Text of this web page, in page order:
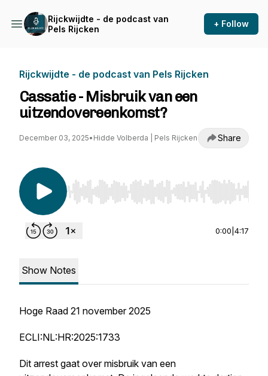
Rijckwijdte - de podcast van
Pels Rijcken
+ Follow
Rijckwijdte - de podcast van Pels Rijcken
Cassatie - Misbruik van een
uitzendovereenkomst?
December 03, 2025• Hidde Volberda | Pels Rijcken Share
Use Left/Right to seek, Home/End to jump to
0:00 4:17
Show Notes
Hoge Raad 21 november 2025
ECLI:NL:HR:2025:1733
Dit arrest gaat over misbruik van een